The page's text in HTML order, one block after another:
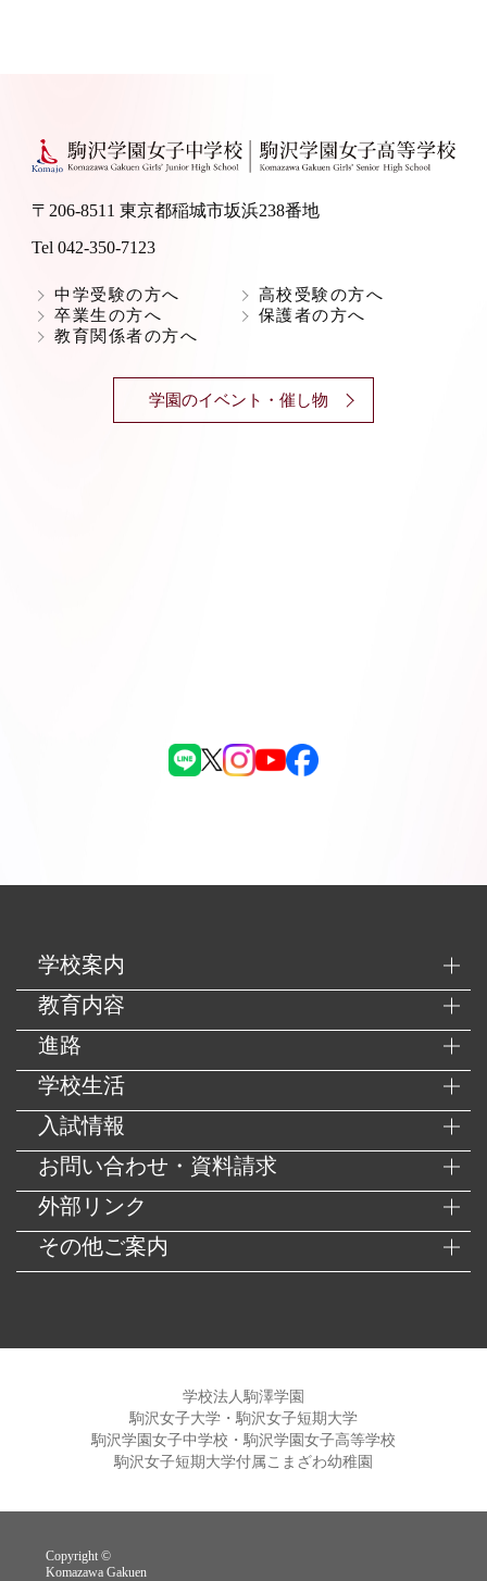
〒206-8511 東京都稲城市坂浜238番地
Tel 042-350-7123
中学受験の方へ
高校受験の方へ
卒業生の方へ
保護者の方へ
教育関係者の方へ
学園のイベント・催し物
学校案内
教育内容
進路
学校生活
入試情報
お問い合わせ・資料請求
外部リンク
その他ご案内
学校法人駒澤学園
駒沢女子大学・駒沢女子短期大学
駒沢学園女子中学校・駒沢学園女子高等学校
駒沢女子短期大学付属こまざわ幼稚園
Copyright ©
Komazawa Gakuen